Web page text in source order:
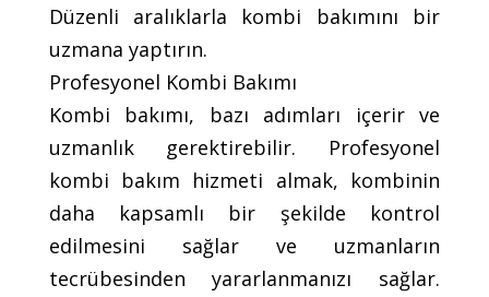
Düzenli aralıklarla kombi bakımını bir
uzmana yaptırın.
Profesyonel Kombi Bakımı
Kombi bakımı, bazı adımları içerir ve
uzmanlık gerektirebilir. Profesyonel
kombi bakım hizmeti almak, kombinin
daha kapsamlı bir şekilde kontrol
edilmesini sağlar ve uzmanların
tecrübesinden yararlanmanızı sağlar.